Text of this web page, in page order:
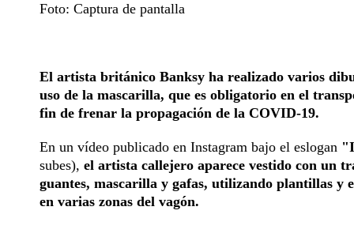
Foto: Captura de pantalla
El artista británico Banksy ha realizado varios
uso de la mascarilla, que es obligatorio en el
fin de frenar la propagación de la COVID-19.
En un vídeo publicado en Instagram bajo el eslogan
subes), el artista callejero aparece vestido con un
guantes, mascarilla y gafas, utilizando plantillas y
en varias zonas del vagón.